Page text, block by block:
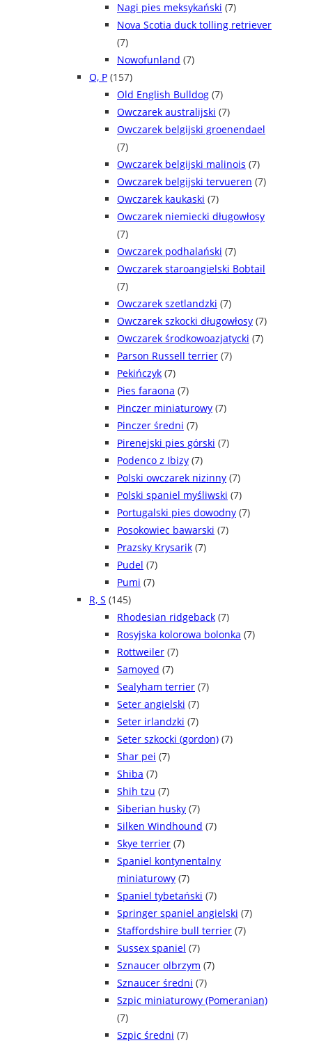
Nagi pies meksykański (7)
Nova Scotia duck tolling retriever
(7)
Nowofunland (7)
O, P (157)
Old English Bulldog (7)
Owczarek australijski (7)
Owczarek belgijski groenendael
(7)
Owczarek belgijski malinois (7)
Owczarek belgijski tervueren (7)
Owczarek kaukaski (7)
Owczarek niemiecki długowłosy
(7)
Owczarek podhalański (7)
Owczarek staroangielski Bobtail
(7)
Owczarek szetlandzki (7)
Owczarek szkocki długowłosy (7)
Owczarek środkowoazjatycki (7)
Parson Russell terrier (7)
Pekińczyk (7)
Pies faraona (7)
Pinczer miniaturowy (7)
Pinczer średni (7)
Pirenejski pies górski (7)
Podenco z Ibizy (7)
Polski owczarek nizinny (7)
Polski spaniel myśliwski (7)
Portugalski pies dowodny (7)
Posokowiec bawarski (7)
Prazsky Krysarik (7)
Pudel (7)
Pumi (7)
R, S (145)
Rhodesian ridgeback (7)
Rosyjska kolorowa bolonka (7)
Rottweiler (7)
Samoyed (7)
Sealyham terrier (7)
Seter angielski (7)
Seter irlandzki (7)
Seter szkocki (gordon) (7)
Shar pei (7)
Shiba (7)
Shih tzu (7)
Siberian husky (7)
Silken Windhound (7)
Skye terrier (7)
Spaniel kontynentalny
miniaturowy (7)
Spaniel tybetański (7)
Springer spaniel angielski (7)
Staffordshire bull terrier (7)
Sussex spaniel (7)
Sznaucer olbrzym (7)
Sznaucer średni (7)
Szpic miniaturowy (Pomeranian)
(7)
Szpic średni (7)